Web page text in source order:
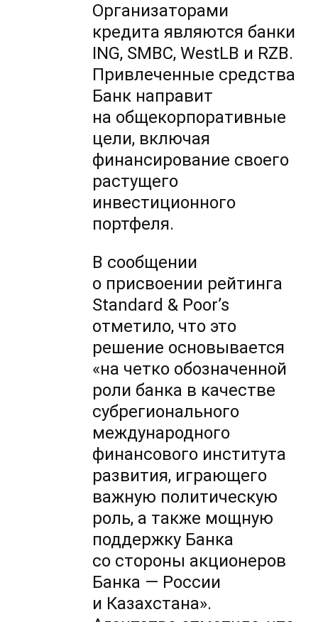
Организаторами
кредита являются банки
ING, SMBC, WestLB и RZB.
Привлеченные средства
Банк направит
на общекорпоративные
цели, включая
финансирование своего
растущего
инвестиционного
портфеля.
В сообщении
о присвоении рейтинга
Standard & Poor’s
отметило, что это
решение основывается
«на четко обозначенной
роли банка в качестве
субрегионального
международного
финансового института
развития, играющего
важную политическую
роль, а также мощную
поддержку Банка
со стороны акционеров
Банка — России
и Казахстана».